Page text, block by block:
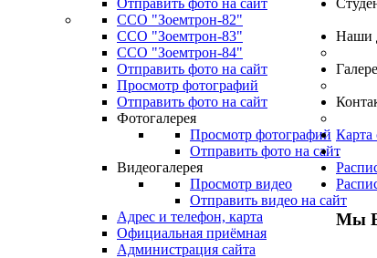
Отправить фото на сайт
ССО "Зоемтрон-82"
ССО "Зоемтрон-83"
ССО "Зоемтрон-84"
Отправить фото на сайт
Наши
Просмотр фотографий
Отправить фото на сайт
Фотогалерея
Просмотр фотографий
Отправить фото на сайт
Видеогалерея
Просмотр видео
Отправить видео на сайт
Адрес и телефон, карта
Официальная приёмная
Администрация сайта
Карта
.
Мы